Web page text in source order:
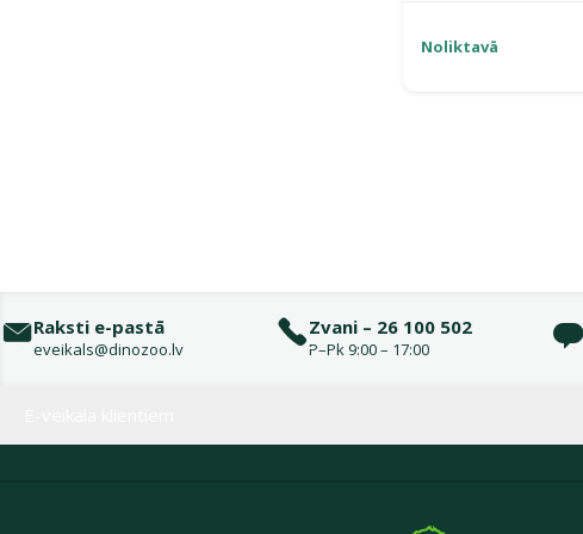
Noliktavā
Raksti e-pastā
eveikals@dinozoo.lv
Zvani – 26 100 502
P–Pk 9:00 – 17:00